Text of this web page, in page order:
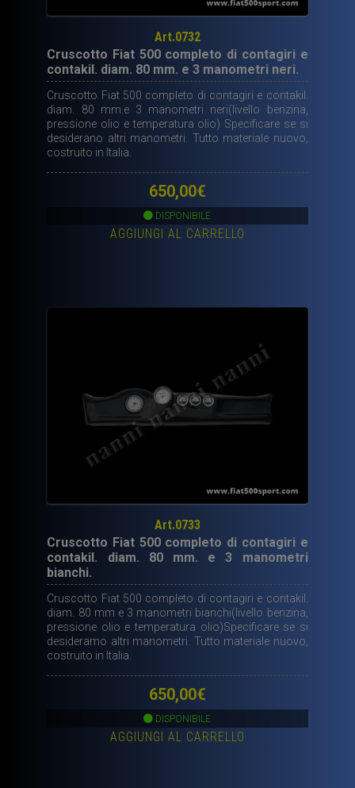
Art.0732
Cruscotto Fiat 500 completo di contagiri e
contakil. diam. 80 mm. e 3 manometri neri.
Cruscotto Fiat 500 completo di contagiri e contakil.
diam. 80 mm.e 3 manometri neri(livello benzina,
pressione olio e temperatura olio) Specificare se si
desiderano altri manometri. Tutto materiale nuovo,
costruito in Italia.
650,00€
DISPONIBILE
AGGIUNGI AL CARRELLO
Art.0733
Cruscotto Fiat 500 completo di contagiri e
contakil. diam. 80 mm. e 3 manometri
bianchi.
Cruscotto Fiat 500 completo di contagiri e contakil.
diam. 80 mm e 3 manometri bianchi(livello benzina,
pressione olio e temperatura olio)Specificare se si
desideramo altri manometri. Tutto materiale nuovo,
costruito in Italia.
650,00€
DISPONIBILE
AGGIUNGI AL CARRELLO